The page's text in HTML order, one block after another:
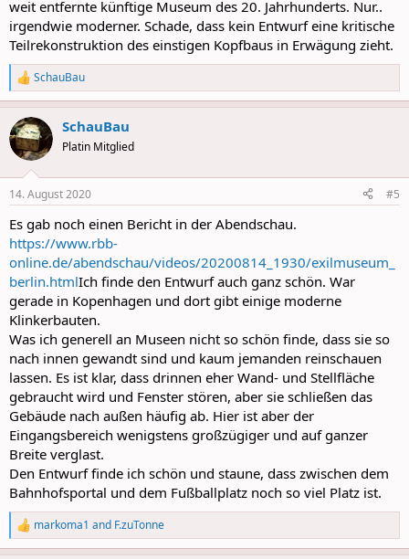
weit entfernte künftige Museum des 20. Jahrhunderts. Nur..
irgendwie moderner. Schade, dass kein Entwurf eine kritische
Teilrekonstruktion des einstigen Kopfbaus in Erwägung zieht.
R
e
a
c
t
i
s
SchauBau
SchauBau
Platin Mitglied
14. August 2020 #5
Es gab noch einen Bericht in der Abendschau.
https://www.rbb-
online.de/abendschau/videos/20200814_1930/exilmuseum_
berlin.htmlIch finde den Entwurf auch ganz schön. War
gerade in Kopenhagen und dort gibt einige moderne
Klinkerbauten.
Was ich generell an Museen nicht so schön finde, dass sie so
nach innen gewandt sind und kaum jemanden reinschauen
lassen. Es ist klar, dass drinnen eher Wand- und Stellfläche
gebraucht wird und Fenster stören, aber sie schließen das
Gebäude nach außen häufig ab. Hier ist aber der
Eingangsbereich wenigstens großzügiger und auf ganzer
Breite verglast.
Den Entwurf finde ich schön und staune, dass zwischen dem
Bahnhofsportal und dem Fußballplatz noch so viel Platz ist.
R
e
markoma1 and F.zuTonne